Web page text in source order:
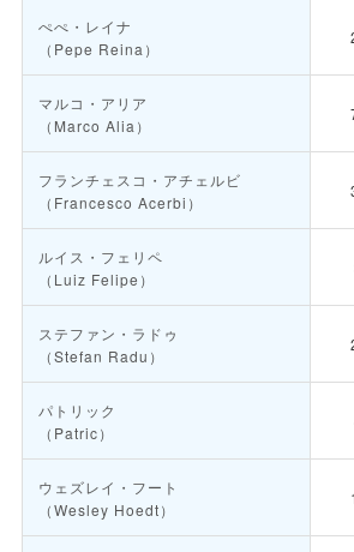
ぺぺ・レイナ
（Pepe Reina）
マルコ・アリア
（Marco Alia）
フランチェスコ・アチェルビ
（Francesco Acerbi）
ルイス・フェリペ
（Luiz Felipe）
ステファン・ラドゥ
（Stefan Radu）
パトリック
（Patric）
ウェズレイ・フート
（Wesley Hoedt）